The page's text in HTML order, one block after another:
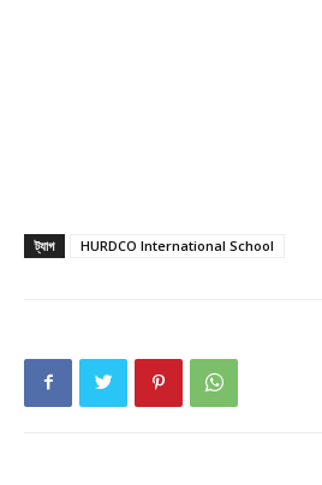
About
Contact us
ট্যাগ HURDCO International School